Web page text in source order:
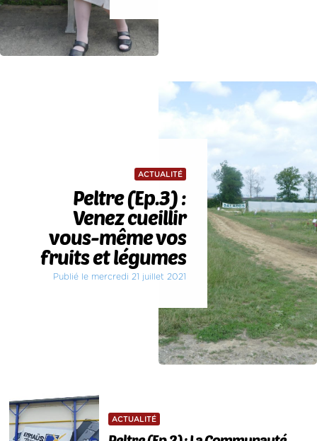
ACTUALITÉ
Peltre (Ep.3) :
Venez cueillir
vous-même vos
fruits et légumes
Publié le mercredi 21 juillet 2021
ACTUALITÉ